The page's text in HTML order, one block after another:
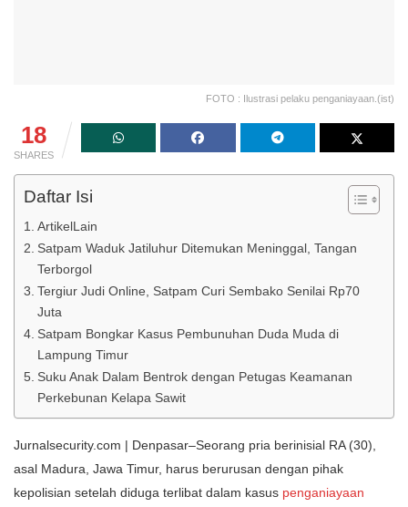
FOTO : Ilustrasi pelaku penganiayaan.(ist)
18
SHARES
Daftar Isi
ArtikelLain
Satpam Waduk Jatiluhur Ditemukan Meninggal, Tangan
Terborgol
Tergiur Judi Online, Satpam Curi Sembako Senilai Rp70
Juta
Satpam Bongkar Kasus Pembunuhan Duda Muda di
Lampung Timur
Suku Anak Dalam Bentrok dengan Petugas Keamanan
Perkebunan Kelapa Sawit
Jurnalsecurity.com | Denpasar–Seorang pria berinisial RA (30),
asal Madura, Jawa Timur, harus berurusan dengan pihak
kepolisian setelah diduga terlibat dalam kasus penganiayaan